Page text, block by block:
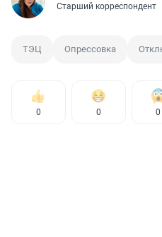
Старший корреспондент
ТЭЦ Опрессовка
0 0 0